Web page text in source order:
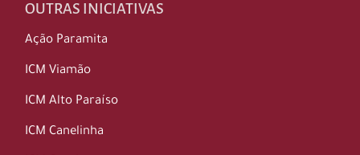
OUTRAS INICIATIVAS
Ação Paramita
ICM Viamão
ICM Alto Paraíso
ICM Canelinha